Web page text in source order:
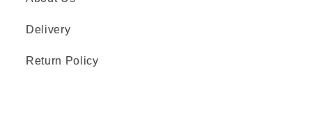
Delivery
Return Policy